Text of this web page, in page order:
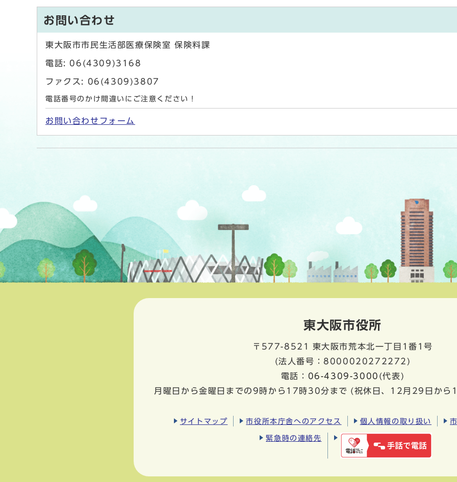
お問い合わせ
東大阪市市民生活部医療保険室 保険料課
電話: 06(4309)3168
ファクス: 06(4309)3807
電話番号のかけ間違いにご注意ください！
お問い合わせフォーム
東大阪市役所
〒577-8521
東大阪市荒本北一丁目1番1号
(法人番号：8000020272272)
電話： 06-4309-3000 (代表)
月曜日から金曜日までの9時から17時30分まで (祝休日、12月29日から
サイトマップ 市役所本庁舎へのアクセス 個人情報の取り扱い
緊急時の連絡先